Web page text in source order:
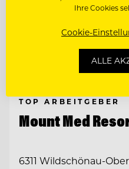
TOP ARBEITGEBER
Mount Med
6311 Wildschönau-
Ihre Cookies
Cookie-
ALLE